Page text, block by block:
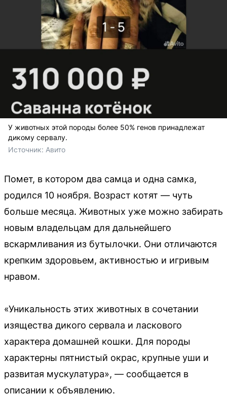
У животных этой породы более 50% генов принадлежат
дикому сервалу.
Источник: Авито
Помет, в котором два самца и одна самка,
родился 10 ноября. Возраст котят — чуть
больше месяца. Животных уже можно забирать
новым владельцам для дальнейшего
вскармливания из бутылочки. Они отличаются
крепким здоровьем, активностью и игривым
нравом.
«Уникальность этих животных в сочетании
изящества дикого сервала и ласкового
характера домашней кошки. Для породы
характерны пятнистый окрас, крупные уши и
развитая мускулатура», — сообщается в
описании к объявлению.